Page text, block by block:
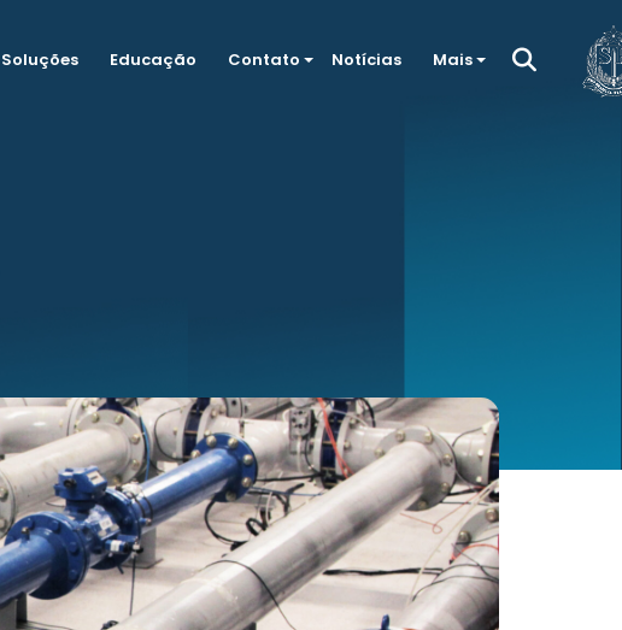
Soluções Educação Contato Notícias Mais